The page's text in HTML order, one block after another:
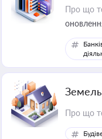
Про що
Про що